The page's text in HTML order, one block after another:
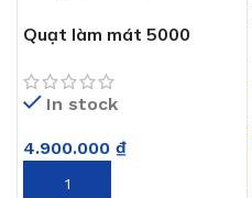
Quạt làm mát 5000
In stock
4.900.000 ₫
THÊM VÀO GIỎ HÀNG